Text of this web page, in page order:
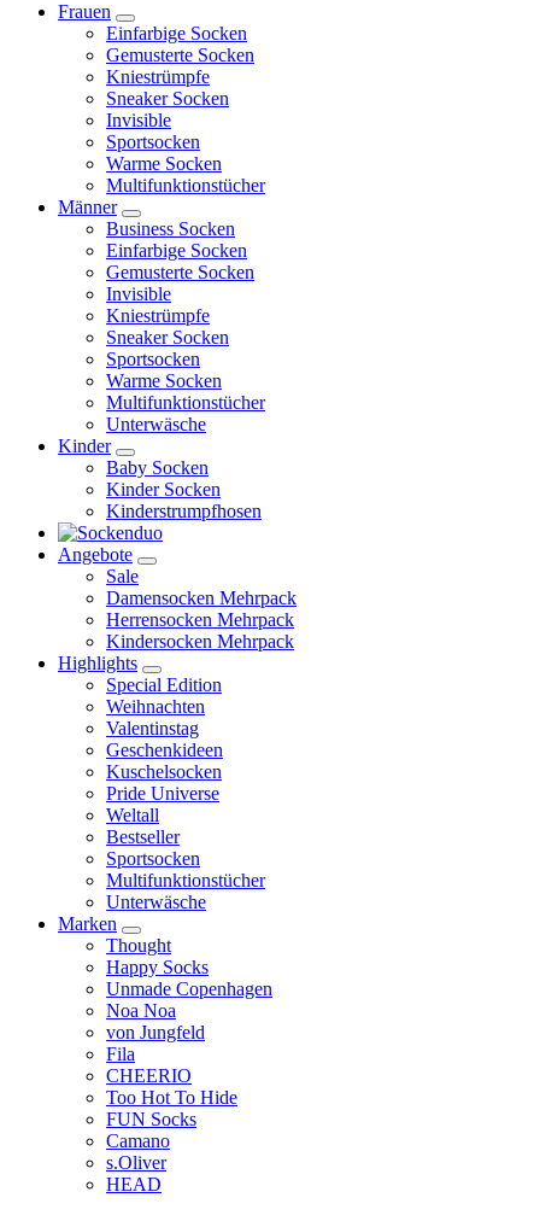
Frauen
Einfarbige Socken
Gemusterte Socken
Kniestrümpfe
Sneaker Socken
Invisible
Sportsocken
Warme Socken
Multifunktionstücher
Männer
Business Socken
Einfarbige Socken
Gemusterte Socken
Invisible
Kniestrümpfe
Sneaker Socken
Sportsocken
Warme Socken
Multifunktionstücher
Unterwäsche
Kinder
Baby Socken
Kinder Socken
Kinderstrumpfhosen
Angebote
Sale
Damensocken Mehrpack
Herrensocken Mehrpack
Kindersocken Mehrpack
Highlights
Special Edition
Weihnachten
Valentinstag
Geschenkideen
Kuschelsocken
Pride Universe
Weltall
Bestseller
Sportsocken
Multifunktionstücher
Unterwäsche
Marken
Thought
Happy Socks
Unmade Copenhagen
Noa Noa
von Jungfeld
Fila
CHEERIO
Too Hot To Hide
FUN Socks
Camano
s.Oliver
HEAD